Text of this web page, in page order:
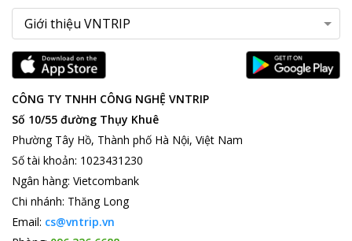
CÔNG TY TNHH CÔNG NGHỆ VNTRIP
Số 10/55 đường Thụy Khuê
Phường Tây Hồ, Thành phố Hà Nội, Việt Nam
Số tài khoản: 1023431230
Ngân hàng: Vietcombank
Chi nhánh: Thăng Long
Email: cs@vntrip.vn